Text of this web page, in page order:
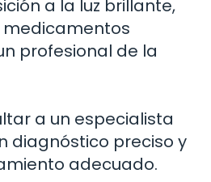
a la luz brillante,
medicamentos
profesional de la
a un especialista
diagnóstico preciso y
adecuado.